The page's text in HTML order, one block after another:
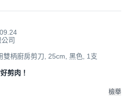
司
雙柄廚房剪刀, 25cm, 黑色, 1支
剪肉！
檢舉